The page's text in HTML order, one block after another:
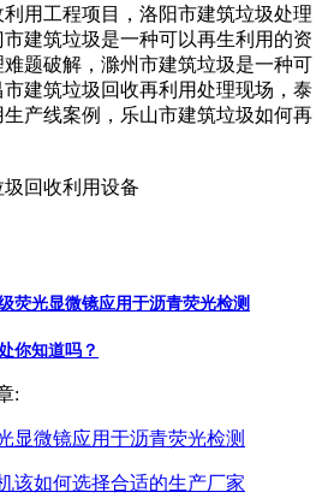
用工程项目，洛阳市建筑垃圾处理
建筑垃圾是一种可以再生利用的资
题破解，滁州市建筑垃圾是一种可
建筑垃圾回收再利用处理现场，泰
产线案例，乐山市建筑垃圾如何再
回收利用设备
荧光显微镜应用于沥青荧光检测
你知道吗？
:
显微镜应用于沥青荧光检测
该如何选择合适的生产厂家